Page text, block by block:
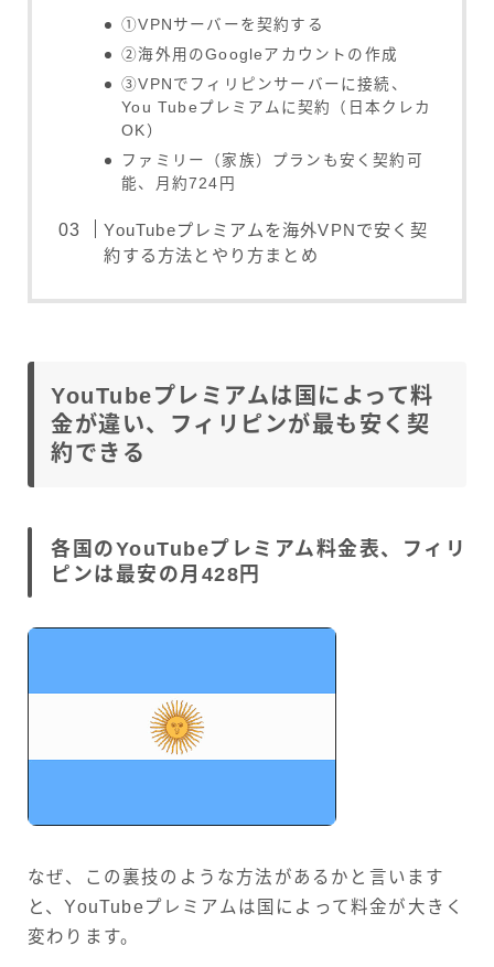
①VPNサーバーを契約する
②海外用のGoogleアカウントの作成
③VPNでフィリピンサーバーに接続、
You Tubeプレミアムに契約（日本クレカ
OK）
ファミリー（家族）プランも安く契約可
能、月約724円
YouTubeプレミアムを海外VPNで安く契
約する方法とやり方まとめ
YouTubeプレミアムは国によって料
金が違い、フィリピンが最も安く契
約できる
各国のYouTubeプレミアム料金表、フィリ
ピンは最安の月428円
なぜ、この裏技のような方法があるかと言います
と、YouTubeプレミアムは国によって料金が大きく
変わります。